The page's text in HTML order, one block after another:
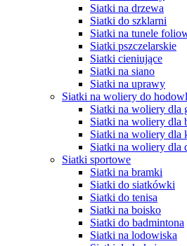
Siatki na drzewa
Siatki do szklarni
Siatki na tunele
Siatki pszczelarskie
Siatki cieniujące
Siatki na siano
Siatki na uprawy
Siatki na woliery do
Siatki na woliery dla
Siatki na woliery dla
Siatki na woliery dla
Siatki na woliery dla
Siatki sportowe
Siatki na bramki
Siatki do siatkówki
Siatki do tenisa
Siatki na boisko
Siatki do badmintona
Siatki na lodowiska